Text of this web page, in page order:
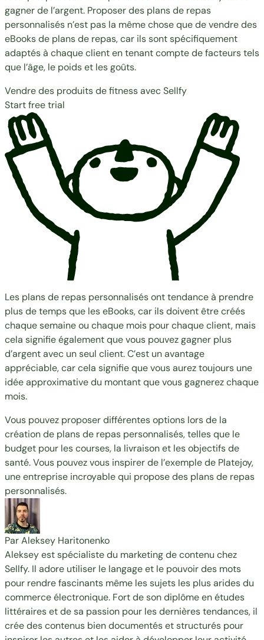
gagner de l’argent. Proposer des plans de repas
personnalisés n’est pas la même chose que de vendre des
eBooks de plans de repas, car ils sont spécifiquement
adaptés à chaque client en tenant compte de facteurs tels
que l’âge, le poids et les goûts.
Vendre des produits de fitness avec Sellfy
Start free trial
Les plans de repas personnalisés ont tendance à prendre
plus de temps que les eBooks, car ils doivent être créés
chaque semaine ou chaque mois pour chaque client, mais
cela signifie également que vous pouvez gagner plus
d’argent avec un seul client. C’est un avantage
appréciable, car cela signifie que vous aurez toujours une
idée approximative du montant que vous gagnerez chaque
mois.
Vous pouvez proposer différentes options lors de la
création de plans de repas personnalisés, telles que le
budget pour les courses, la livraison et les objectifs de
santé. Vous pouvez vous inspirer de l’exemple de Platejoy,
une entreprise incroyable qui propose des plans de repas
personnalisés.
Par Aleksey Haritonenko
Aleksey est spécialiste du marketing de contenu chez
Sellfy. Il adore utiliser le langage et le pouvoir des mots
pour rendre fascinants même les sujets les plus arides du
commerce électronique. Fort de son diplôme en études
littéraires et de sa passion pour les dernières tendances, il
crée des contenus bien documentés et structurés pour